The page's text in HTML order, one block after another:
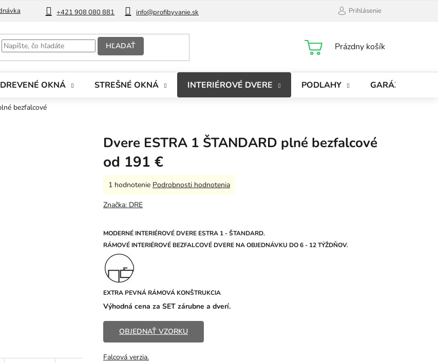
+421 908 080 881 info@profibyvanie.sk
Blog Prihlásenie
HĽADAŤ
NÁKUPNÝ
Prázdny košík
DREVENÉ OKNÁ STREŠNÉ OKNÁ INTERIÉROVÉ DVERE PODLAHY GARÁŽOVÉ
bezfalcové
Dvere ESTRA 1 ŠTANDARD plné bezfalcové
od 191 €
MODERNÉ INTERIÉROVÉ DVERE ESTRA 1 - ŠTANDARD.
RÁMOVÉ INTERIÉROVÉ BEZFALCOVÉ DVERE NA OBJEDNÁVKU DO 6 - 12 TÝŽDŇOV.
EXTRA PEVNÁ RÁMOVÁ KONŠTRUKCIA
Výhodná cena za SET zárubne a dverí.
OBJEDNAŤ VZORKU
Falcová verzia.
Priemerné
produktu
z
5
hviezdičiek.
1 hodnotenie Podrobnosti hodnotenia
Značka: DRE